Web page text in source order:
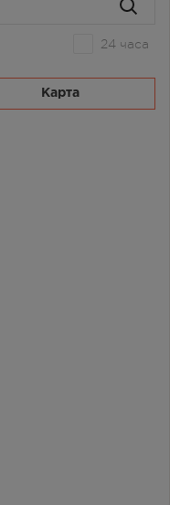
24 часа
Карта